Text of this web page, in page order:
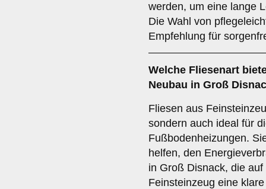
werden, um eine lange
Die Wahl von
Empfehlung für
Welche Fliesenart
Neubau in Groß
Fliesen aus
sondern auch ideal für
Fußbodenheizungen.
helfen, den
in Groß Disnack, die
Feinsteinzeug eine